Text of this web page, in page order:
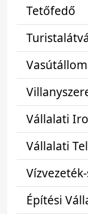
Tetőfedő
Vállalati
Vállalati
Építési